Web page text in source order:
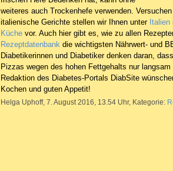
weiteres auch Trockenhefe verwenden.
italienische Gerichte stellen wir Ihnen unter Italien
Küche vor. Auch hier gibt es, wie zu allen
Rezeptdatenbank die wichtigsten Nährwert- und
Diabetikerinnen und Diabetiker denken daran,
Pizzas wegen des hohen Fettgehalts nur
Redaktion des Diabetes-Portals DiabSite
Kochen und guten Appetit!
Helga Uphoff, 7. August 2016, 13.54 Uhr, Kategorie: